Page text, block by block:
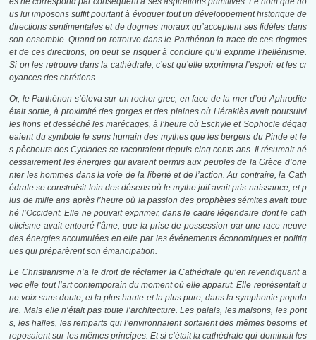
us lui imposons suffit pourtant à évoquer tout un développement historique de
directions sentimentales et de dogmes moraux qu’acceptent ses fidèles dans
son ensemble. Quand on retrouve dans le Parthénon la trace de ces dogmes
et de ces directions, on peut se risquer à conclure qu’il exprime l’hellénisme.
Si on les retrouve dans la cathédrale, c’est qu’elle exprimera l’espoir et les cr
oyances des chrétiens.
Or, le Parthénon s’éleva sur un rocher grec, en face de la mer d’où Aphrodite
était sortie, à proximité des gorges et des plaines où Héraklès avait poursuivi
les lions et desséché les marécages, à l’heure où Eschyle et Sophocle dégag
eaient du symbole le sens humain des mythes que les bergers du Pinde et le
s pêcheurs des Cyclades se racontaient depuis cinq cents ans. Il résumait né
cessairement les énergies qui avaient permis aux peuples de la Grèce d’orie
nter les hommes dans la voie de la liberté et de l’action. Au contraire, la Cath
édrale se construisit loin des déserts où le mythe juif avait pris naissance, et p
lus de mille ans après l’heure où la passion des prophètes sémites avait touc
hé l’Occident. Elle ne pouvait exprimer, dans le cadre légendaire dont le cath
olicisme avait entouré l’âme, que la prise de possession par une race neuve
des énergies accumulées en elle par les événements économiques et politiq
ues qui préparèrent son émancipation.
Le Christianisme n’a le droit de réclamer la Cathédrale qu’en revendiquant a
vec elle tout l’art contemporain du moment où elle apparut. Elle représentait u
ne voix sans doute, et la plus haute et la plus pure, dans la symphonie popula
ire. Mais elle n’était pas toute l’architecture. Les palais, les maisons, les pont
s, les halles, les remparts qui l’environnaient sortaient des mêmes besoins et
reposaient sur les mêmes principes. Et si c’était la cathédrale qui dominait les